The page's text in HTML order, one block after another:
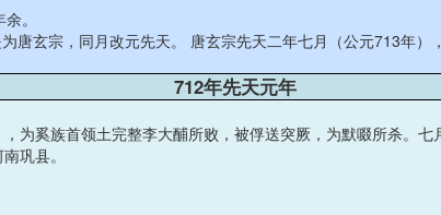
。
玄宗，同月改元先天。 唐玄宗先天二年七月（公元713年）
712年先天元年
为奚族首领土完整李大酺所败，被俘送突厥，为默啜所杀。
巩县。